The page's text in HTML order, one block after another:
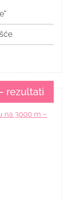
rezultati
na 3000 m –